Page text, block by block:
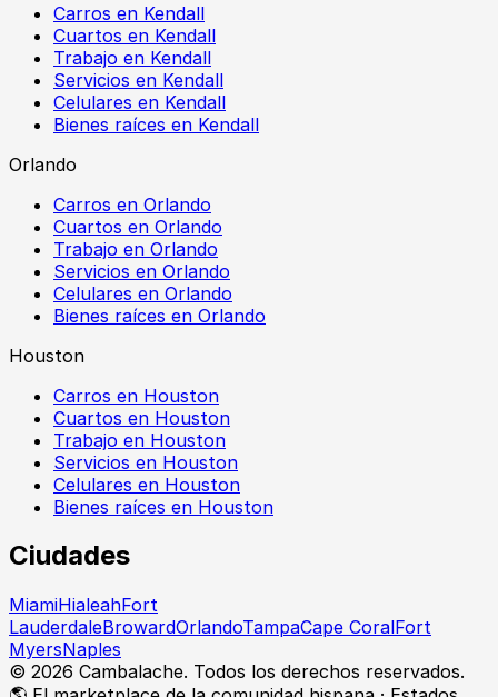
Carros en Kendall
Cuartos en Kendall
Trabajo en Kendall
Servicios en Kendall
Celulares en Kendall
Bienes raíces en Kendall
Orlando
Carros en Orlando
Cuartos en Orlando
Trabajo en Orlando
Servicios en Orlando
Celulares en Orlando
Bienes raíces en Orlando
Houston
Carros en Houston
Cuartos en Houston
Trabajo en Houston
Servicios en Houston
Celulares en Houston
Bienes raíces en Houston
Ciudades
MiamiHialeahFort
LauderdaleBrowardOrlandoTampaCape CoralFort
MyersNaples
© 2026 Cambalache. Todos los derechos reservados.